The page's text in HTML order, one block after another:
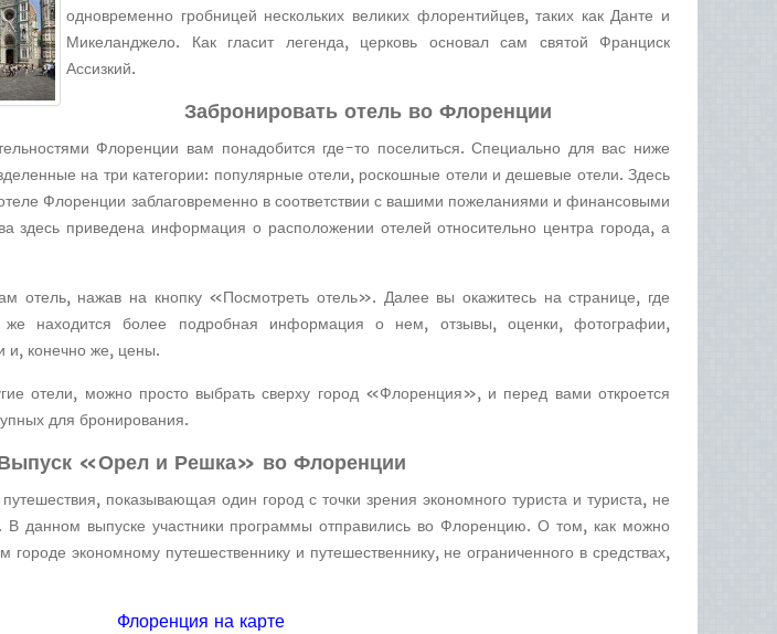
одновременно гробницей нескольких великих флорентийцев, таких как Данте и
Микеланджело. Как гласит легенда, церковь основал сам святой Франциск
Ассизкий.
Забронировать отель во Флоренции
Флоренции вам понадобится где-то поселиться. Специально для вас ниже
на три категории: популярные отели, роскошные отели и дешевые отели. Здесь
Флоренции заблаговременно в соответствии с вашими пожеланиями и финансовыми
здесь приведена информация о расположении отелей относительно центра города, а
отель, нажав на кнопку «Посмотреть отель». Далее вы окажитесь на странице, где
же находится более подробная информация о нем, отзывы, оценки, фотографии,
и, конечно же, цены.
отели, можно просто выбрать сверху город «Флоренция», и перед вами откроется
для бронирования.
«Орел и Решка» во Флоренции
показывающая один город с точки зрения экономного туриста и туриста, не
В данном выпуске участники программы отправились во Флоренцию. О том, как можно
городе экономному путешественнику и путешественнику, не ограниченного в средствах,
Флоренция на карте